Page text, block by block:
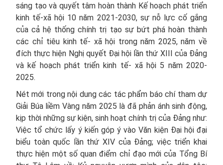
sáng tạo và quyết tâm hoàn thành Kế hoạch phát triển
kinh tế-xã hội 10 năm 2021-2030, sự nỗ lực cố gắng
của cả hệ thống chính trị tạo sự bứt phá hoàn thành
các chỉ tiêu kinh tế- xã hội trong năm 2025, năm về
đích thực hiện Nghị quyết Đại hội lần thứ XIII của Đảng
và kế hoạch phát triển kinh tế- xã hội 5 năm 2020-
2025.
Nét mới trong nội dung các tác phẩm báo chí tham dự
Giải Búa liềm Vàng năm 2025 là đã phản ánh sinh động,
kịp thời những sự kiện, sinh hoạt chính trị của Đảng như:
Việc tổ chức lấy ý kiến góp ý vào Văn kiện Đại hội đại
biểu toàn quốc lần thứ XIV của Đảng; việc triển khai
thực hiện một số quan điểm chỉ đạo mới của Tổng Bí